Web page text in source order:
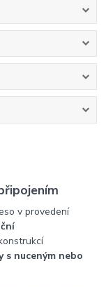
v provedení
s nuceným nebo